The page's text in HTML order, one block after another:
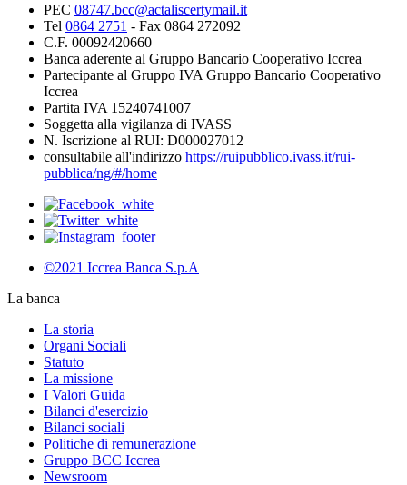
PEC 08747.bcc@actaliscertymail.it
Tel 0864 2751 - Fax 0864 272092
C.F. 00092420660
Banca aderente al Gruppo Bancario Cooperativo Iccrea
Partecipante al Gruppo IVA Gruppo Bancario Cooperativo
Iccrea
Partita IVA 15240741007
Soggetta alla vigilanza di IVASS
N. Iscrizione al RUI: D000027012
consultabile all'indirizzo https://ruipubblico.ivass.it/rui-
pubblica/ng/#/home
©2021 Iccrea Banca S.p.A
La banca
La storia
Organi Sociali
Statuto
La missione
I Valori Guida
Bilanci d'esercizio
Bilanci sociali
Politiche di remunerazione
Gruppo BCC Iccrea
Newsroom